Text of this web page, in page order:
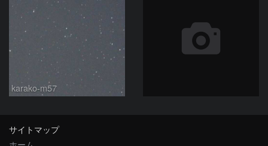
karako-m57
サイトマップ